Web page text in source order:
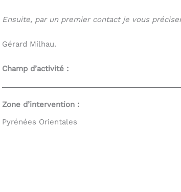
Ensuite, par un premier contact je vous
Gérard Milhau.
Champ d’activité :
Zone d’intervention :
Pyrénées Orientales